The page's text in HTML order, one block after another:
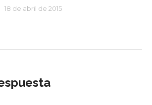
18 de abril de 2015